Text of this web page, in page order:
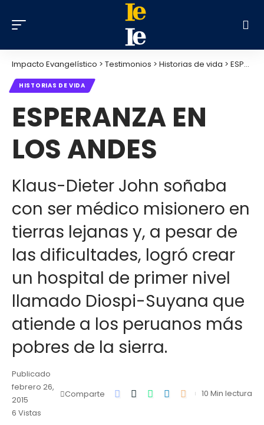
Impacto Evangelístico > Testimonios > Historias de vida > ESPERANZA EN LOS ANDES
HISTORIAS DE VIDA
ESPERANZA EN
LOS ANDES
Klaus-Dieter John soñaba
con ser médico misionero en
tierras lejanas y, a pesar de
las dificultades, logró crear
un hospital de primer nivel
llamado Diospi-Suyana que
atiende a los peruanos más
pobres de la sierra.
Publicado
febrero 26,
2015
6 Vistas
Comparte 10 Min lectura